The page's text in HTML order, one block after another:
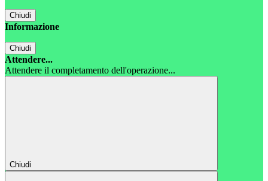
Chiudi
Informazione
Chiudi
Attendere...
Attendere il completamento dell'operazione...
Chiudi